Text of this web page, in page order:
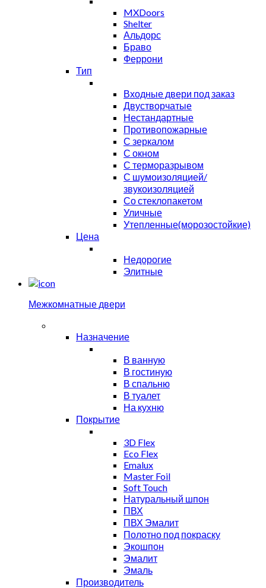
MXDoors
Shelter
Альдорс
Браво
Феррони
Тип
Входные двери под заказ
Двустворчатые
Нестандартные
Противопожарные
С зеркалом
С окном
С терморазрывом
С шумоизоляцией/
звукоизоляцией
Со стеклопакетом
Уличные
Утепленные(морозостойкие)
Цена
Недорогие
Элитные
Межкомнатные двери
Назначение
В ванную
В гостиную
В спальню
В туалет
На кухню
Покрытие
3D Flex
Eco Flex
Emalux
Master Foil
Soft Touch
Натуральный шпон
ПВХ
ПВХ Эмалит
Полотно под покраску
Экошпон
Эмалит
Эмаль
Производитель